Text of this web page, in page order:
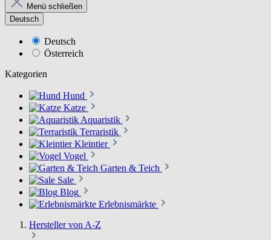
Menü schließen
Deutsch
Deutsch
Österreich
Kategorien
Hund
Katze
Aquaristik
Terraristik
Kleintier
Vogel
Garten & Teich
Sale
Blog
Erlebnismärkte
Hersteller von A-Z